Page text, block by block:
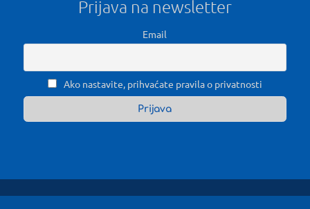
Prijava na newsletter
Email
Ako nastavite, prihvaćate pravila o privatnosti